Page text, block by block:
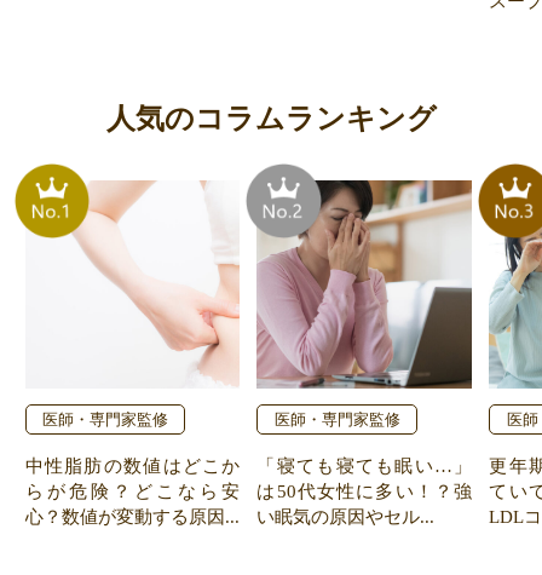
人気のコラムランキング
医師・専門家監修
中性脂肪の数値はどこか
らが危険？どこなら安
心？数値が変動する原因...
医師・専門家監修
「寝ても寝ても眠い…」
は50代女性に多い！？強
い眠気の原因やセル...
医
更年
てい
LDL